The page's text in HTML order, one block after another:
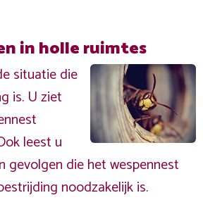
in holle ruimtes
situatie die
is. U ziet
leest u
gevolgen die het wespennest
noodzakelijk is.